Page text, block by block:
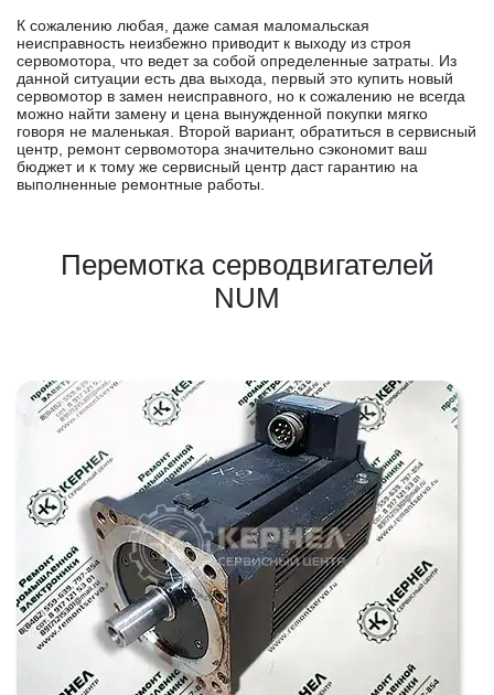
К сожалению любая, даже самая маломальская
неисправность неизбежно приводит к выходу из строя
сервомотора, что ведет за собой определенные затраты. Из
данной ситуации есть два выхода, первый это купить новый
сервомотор в замен неисправного, но к сожалению не всегда
можно найти замену и цена вынужденной покупки мягко
говоря не маленькая. Второй вариант, обратиться в сервисный
центр, ремонт сервомотора значительно сэкономит ваш
бюджет и к тому же сервисный центр даст гарантию на
выполненные ремонтные работы.
Перемотка серводвигателей
NUM